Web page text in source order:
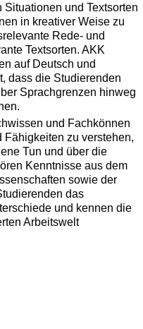
und Textsorten
in kreativer Weise zu
Rede- und
Textsorten. AKK
auf Deutsch und
dass die Studierenden
Sprachgrenzen hinweg
und Fachkönnen
zu verstehen,
Tun und über die
Kenntnisse aus dem
sowie der
das
und kennen die
Arbeitswelt